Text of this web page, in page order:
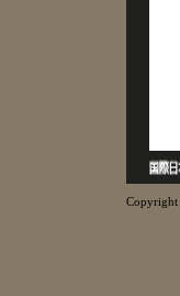
Copyright